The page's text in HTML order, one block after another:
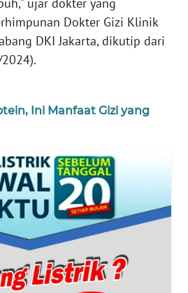
Dokter Gizi Klinik
DKI Jakarta, dikutip dari
Ini Manfaat Gizi yang